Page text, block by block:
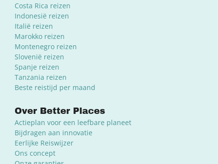
Costa Rica reizen
Indonesië reizen
Italië reizen
Marokko reizen
Montenegro reizen
Slovenië reizen
Spanje reizen
Tanzania reizen
Beste reistijd per maand
Over Better Places
Actieplan voor een leefbare planeet
Bijdragen aan innovatie
Eerlijke Reiswijzer
Ons concept